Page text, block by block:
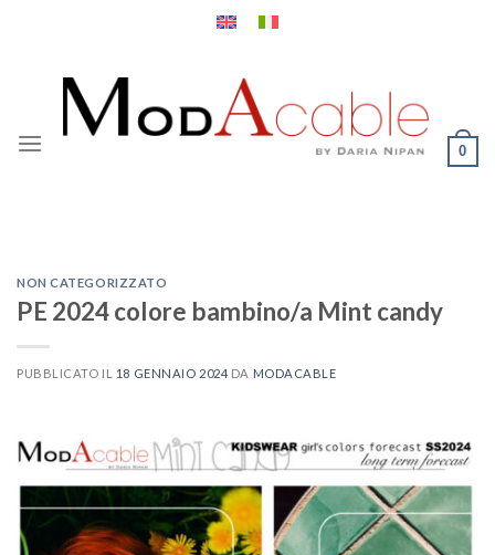
0
NON CATEGORIZZATO
PE 2024 colore bambino/a Mint candy
PUBBLICATO IL 18 GENNAIO 2024 DA MODACABLE